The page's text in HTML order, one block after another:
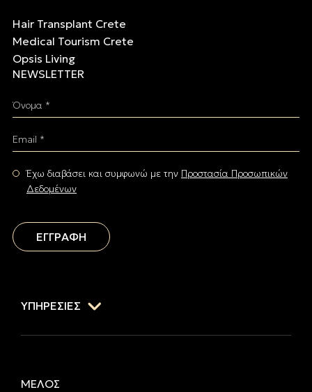
Hair Transplant Crete
Medical Tourism Crete
Opsis Living
NEWSLETTER
Όνομα *
Email *
Έχω διαβάσει και συμφωνώ με την Προστασία Προσωπικών
Δεδομένων
ΕΓΓΡΑΦΗ
ΥΠΗΡΕΣΙΕΣ
ΜΕΛΟΣ